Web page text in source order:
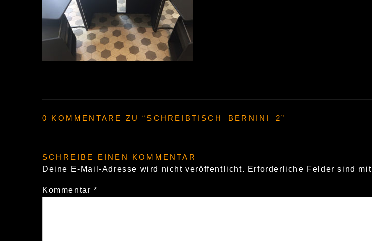
0 KOMMENTARE ZU “ SCHREIBTISCH_BERNINI_2”
SCHREIBE EINEN KOMMENTAR
Deine E-Mail-Adresse wird nicht veröffentlicht. Erforderliche Felder sind mit
Kommentar *